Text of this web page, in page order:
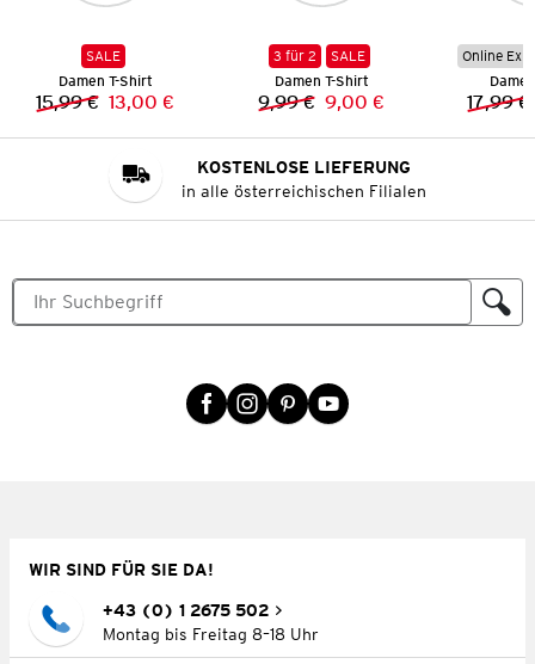
SALE
Damen T-Shirt
Vorheriger Preis:
15,99 € Neuer Preis:
13,00 €
3 für 2
SALE
Damen T-Shirt
Vorheriger Preis:
9,99 € Neuer Preis:
9,00 €
Online
17,99 €
KOSTENLOSE LIEFERUNG
in alle österreichischen Filialen
WIR SIND FÜR SIE DA!
+43 (0) 1 2675 502
Montag bis Freitag 8–18 Uhr